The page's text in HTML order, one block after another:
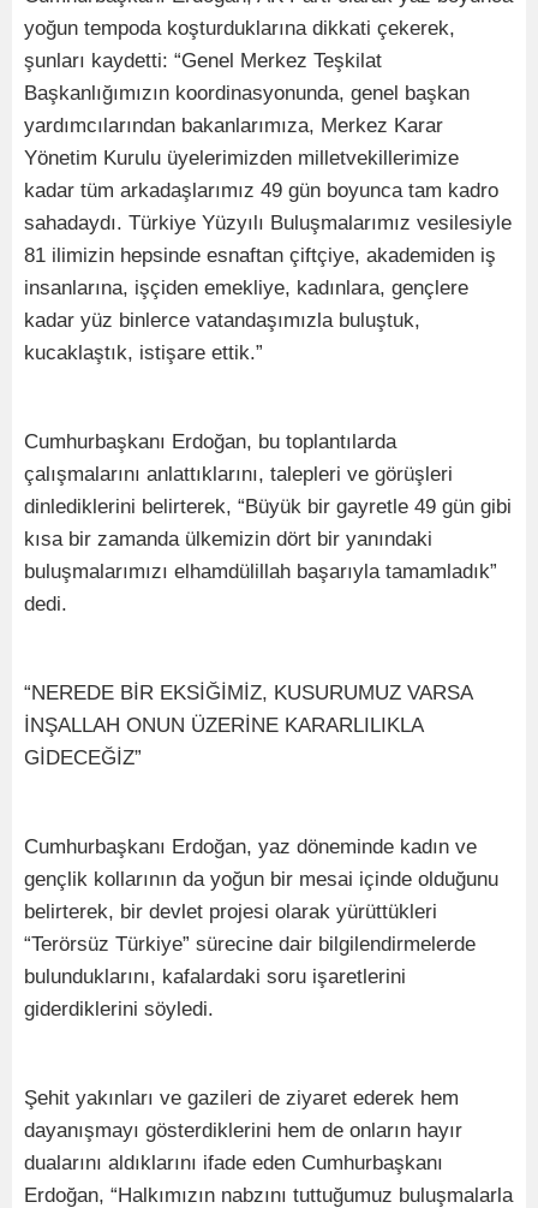
yoğun tempoda koşturduklarına dikkati çekerek,
şunları kaydetti: “Genel Merkez Teşkilat
Başkanlığımızın koordinasyonunda, genel başkan
yardımcılarından bakanlarımıza, Merkez Karar
Yönetim Kurulu üyelerimizden milletvekillerimize
kadar tüm arkadaşlarımız 49 gün boyunca tam kadro
sahadaydı. Türkiye Yüzyılı Buluşmalarımız vesilesiyle
81 ilimizin hepsinde esnaftan çiftçiye, akademiden iş
insanlarına, işçiden emekliye, kadınlara, gençlere
kadar yüz binlerce vatandaşımızla buluştuk,
kucaklaştık, istişare ettik.”
Cumhurbaşkanı Erdoğan, bu toplantılarda
çalışmalarını anlattıklarını, talepleri ve görüşleri
dinlediklerini belirterek, “Büyük bir gayretle 49 gün gibi
kısa bir zamanda ülkemizin dört bir yanındaki
buluşmalarımızı elhamdülillah başarıyla tamamladık”
dedi.
“NEREDE BİR EKSİĞİMİZ, KUSURUMUZ VARSA
İNŞALLAH ONUN ÜZERİNE KARARLILIKLA
GİDECEĞİZ”
Cumhurbaşkanı Erdoğan, yaz döneminde kadın ve
gençlik kollarının da yoğun bir mesai içinde olduğunu
belirterek, bir devlet projesi olarak yürüttükleri
“Terörsüz Türkiye” sürecine dair bilgilendirmelerde
bulunduklarını, kafalardaki soru işaretlerini
giderdiklerini söyledi.
Şehit yakınları ve gazileri de ziyaret ederek hem
dayanışmayı gösterdiklerini hem de onların hayır
dualarını aldıklarını ifade eden Cumhurbaşkanı
Erdoğan, “Halkımızın nabzını tuttuğumuz buluşmalarla